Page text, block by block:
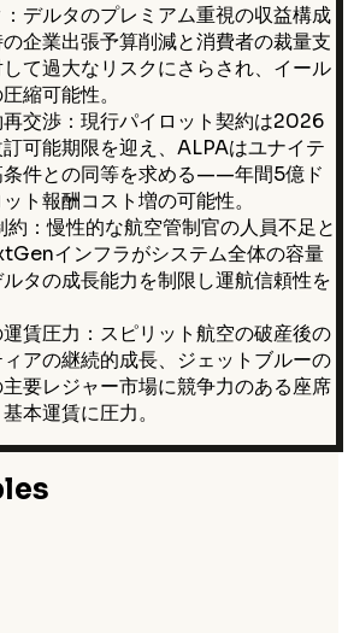
デルタのプレミアム重視の収益構成
企業出張予算削減と消費者の裁量支
て過大なリスクにさらされ、イール
縮可能性。
交渉：現行パイロット契約は2026
可能期限を迎え、ALPAはユナイテ
条件との同等を求める——年間5億ド
ト報酬コスト増の可能性。
約：慢性的な航空管制官の人員不足と
インフラがシステム全体の容量
タの成長能力を制限し運航信頼性を
賃圧力：スピリット航空の破産後の
アの継続的成長、ジェットブルーの
要レジャー市場に競争力のある座席
本運賃に圧力。